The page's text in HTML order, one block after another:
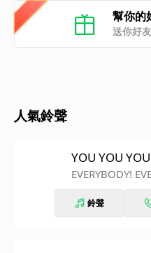
幫你的
送你好
人氣鈴聲
YOU YOU
世界魔王與召
EVERYBODY!
鈴聲